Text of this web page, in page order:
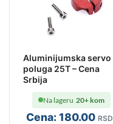
Aluminijumska servo
poluga 25T – Cena
Srbija
Cena:180.00 RSD
Na lageru 20+ kom